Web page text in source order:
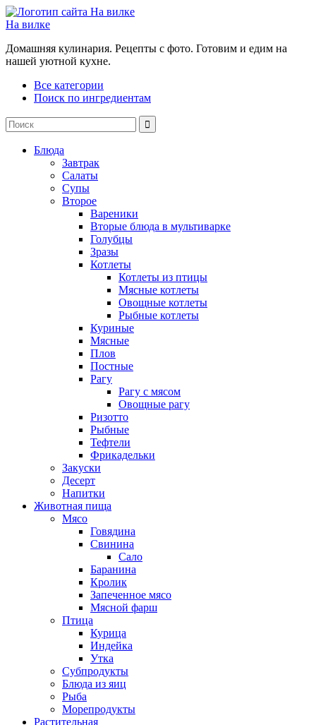
На вилке
Домашняя кулинария. Рецепты с фото. Готовим и едим на
нашей уютной кухне.
Все категории
Поиск по ингредиентам
Блюда
Завтрак
Салаты
Супы
Второе
Вареники
Вторые блюда в мультиварке
Голубцы
Зразы
Котлеты
Котлеты из птицы
Мясные котлеты
Овощные котлеты
Рыбные котлеты
Куриные
Мясные
Плов
Постные
Рагу
Рагу с мясом
Овощные рагу
Ризотто
Рыбные
Тефтели
Фрикадельки
Закуски
Десерт
Напитки
Животная пища
Мясо
Говядина
Свинина
Сало
Баранина
Кролик
Запеченное мясо
Мясной фарш
Птица
Курица
Индейка
Утка
Субпродукты
Блюда из яиц
Рыба
Морепродукты
Растительная